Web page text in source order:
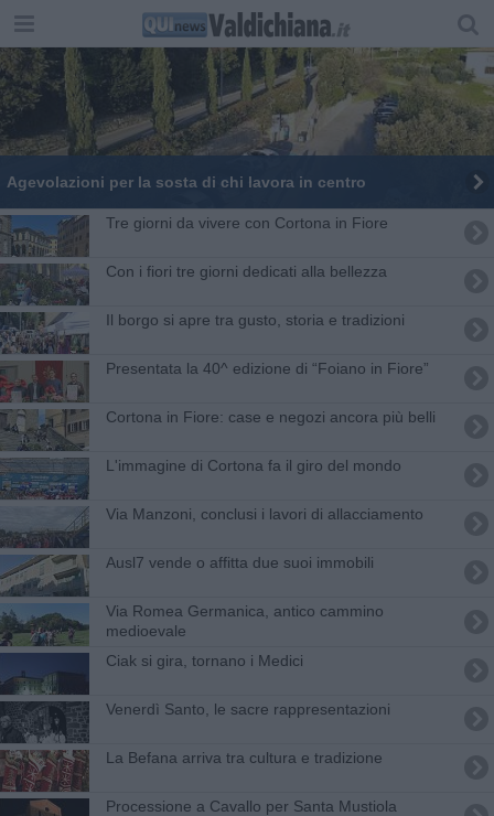
Agevolazioni per la sosta di chi lavora in centro
​Tre giorni da vivere con Cortona in Fiore
Con i fiori tre giorni dedicati alla bellezza
Il borgo si apre tra gusto, storia e tradizioni
Presentata la 40^ edizione di “Foiano in Fiore”
Cortona in Fiore: case e negozi ancora più belli
L'immagine di Cortona fa il giro del mondo
Via Manzoni, conclusi i lavori di allacciamento
Ausl7 vende o affitta due suoi immobili
Via Romea Germanica, antico cammino
medioevale
Ciak si gira, tornano i Medici
Venerdì Santo, le sacre rappresentazioni
La Befana arriva tra cultura e tradizione
Processione a Cavallo per Santa Mustiola